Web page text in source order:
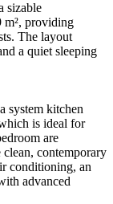
sizable
m², providing
The layout
a quiet sleeping
system kitchen
is ideal for
are
contemporary
conditioning, an
advanced